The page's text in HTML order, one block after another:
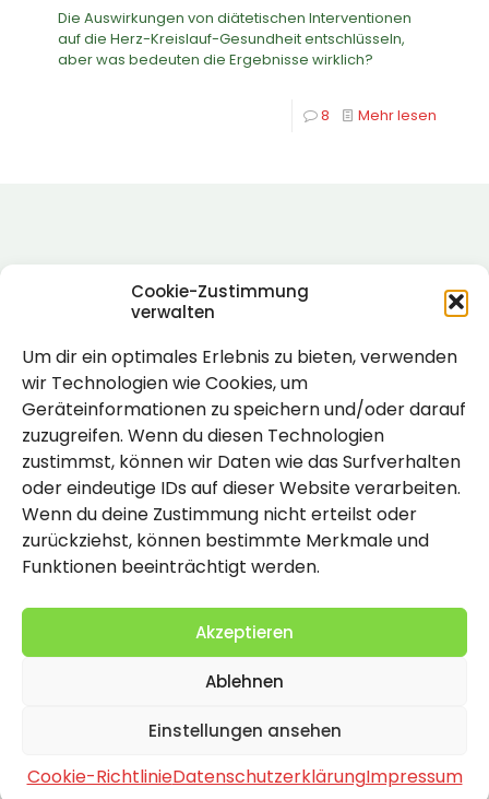
Cookie-Zustimmung
verwalten
Um dir ein optimales Erlebnis zu bieten, verwenden
wir Technologien wie Cookies, um
Geräteinformationen zu speichern und/oder darauf
zuzugreifen. Wenn du diesen Technologien
zustimmst, können wir Daten wie das Surfverhalten
oder eindeutige IDs auf dieser Website verarbeiten.
Wenn du deine Zustimmung nicht erteilst oder
zurückziehst, können bestimmte Merkmale und
Funktionen beeinträchtigt werden.
Akzeptieren
Ablehnen
Einstellungen ansehen
Cookie-RichtlinieDatenschutzerklärungImpressum
Die Auswirkungen von diätetischen Interventionen
auf die Herz-Kreislauf-Gesundheit entschlüsseln,
aber was bedeuten die Ergebnisse wirklich?
8 Mehr lesen
Rechtlich
Impressum
Datenschutzerklärung
Cookie-Richtlinie (EU)